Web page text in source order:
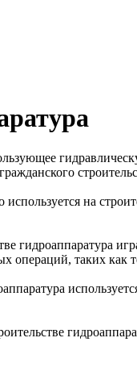
используется на
гидроаппаратура
таких как